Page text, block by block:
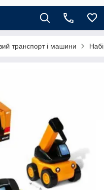
транспорт і машини